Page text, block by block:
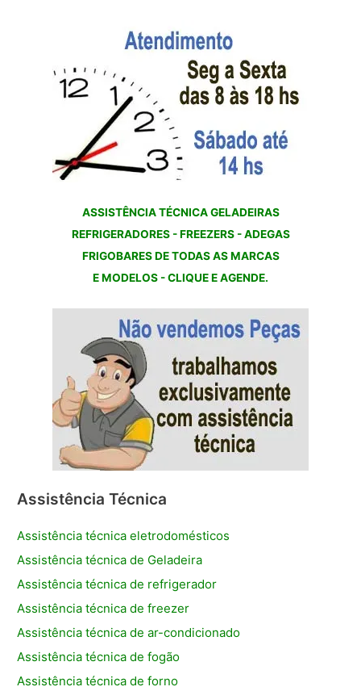
ASSISTÊNCIA TÉCNICA GELADEIRAS
REFRIGERADORES - FREEZERS - ADEGAS
FRIGOBARES DE TODAS AS MARCAS
E MODELOS - CLIQUE E AGENDE.
Assistência Técnica
Assistência técnica eletrodomésticos
Assistência técnica de Geladeira
Assistência técnica de refrigerador
Assistência técnica de freezer
Assistência técnica de ar-condicionado
Assistência técnica de fogão
Assistência técnica de forno